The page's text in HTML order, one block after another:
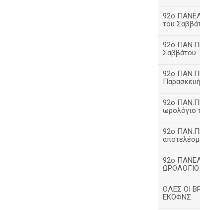
92ο
του
92ο
Σαββάτου
92ο
92o
ωρολόγιο
92ο
92ο
ΟΛΕΣ ΟΙ
ΕΚΟΦΝΣ